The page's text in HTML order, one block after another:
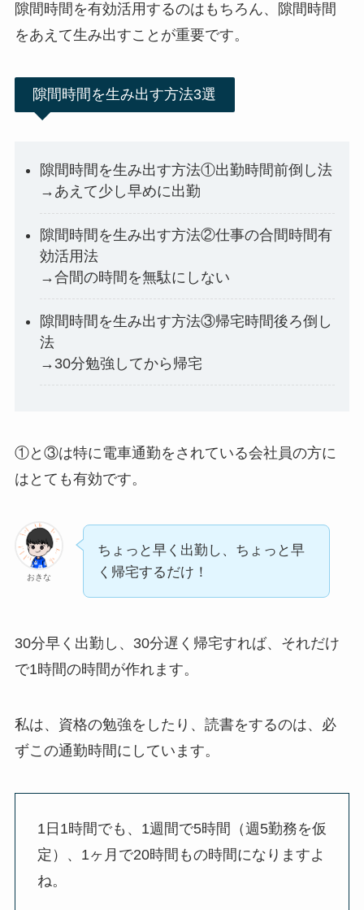
隙間時間を有効活用するのはもちろん、隙間時間
をあえて生み出すことが重要です。
隙間時間を生み出す方法3選
隙間時間を生み出す方法①出勤時間前倒し法
→あえて少し早めに出勤
隙間時間を生み出す方法②仕事の合間時間有
効活用法
→合間の時間を無駄にしない
隙間時間を生み出す方法③帰宅時間後ろ倒し
法
→30分勉強してから帰宅
①と③は特に電車通勤をされている会社員の方に
はとても有効です。
おきな
ちょっと早く出勤し、ちょっと早
く帰宅するだけ！
30分早く出勤し、30分遅く帰宅すれば、それだけ
で1時間の時間が作れます。
私は、資格の勉強をしたり、読書をするのは、必
ずこの通勤時間にしています。
1日1時間でも、1週間で5時間（週5勤務を仮
定）、1ヶ月で20時間もの時間になりますよ
ね。